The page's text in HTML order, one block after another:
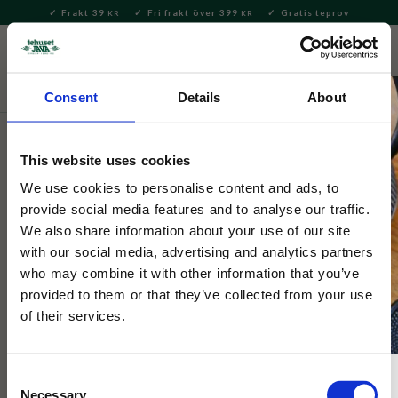
Consent Details About
This website uses cookies
We use cookies to personalise content and ads, to
provide social media features and to analyse our traffic.
We also share information about your use of our site
with our social media, advertising and analytics partners
who may combine it with other information that you’ve
provided to them or that they’ve collected from your use
of their services.
Necessary
Meny
Frakt 39 KR Fri frakt över 399 KR Gratis teprov
Delikatesser Matlagning & Skafferi
Tiptree
Orange Malt Whisky Marmalade
340g
En marmelad att gömma under ostskivan, fyllig och bastant,
men ändå söt och god!